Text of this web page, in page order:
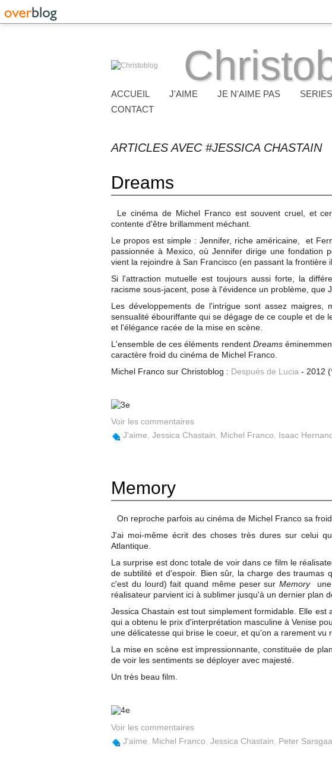
ACCUEIL J'AIME JE N'AIME PAS SERIES
CONTACT
ARTICLES AVEC #JESSICA CHASTAIN
Dreams
Le cinéma de Michel Franco est souvent cruel, et
contente d'être brillamment méchant.
Le propos est simple : Jennifer, riche américaine, et
passionnée à Mexico, où Jennifer dirige une fondation
vient la rejoindre à San Francisco (en passant la frontière
Si l'attraction mutuelle est toujours aussi forte, la
racisme sous-jacent, pose à l'évidence un problème, que
Les développements de l'intrigue sont assez
sensualité ébouriffante qui se dégage de ce couple et de
et l'élégance racée de la mise en scène.
L'ensemble de ces éléments rendent Dreams
caractère froid du cinéma de Michel Franco.
Michel Franco sur Christoblog : Después de Lucia - 2012
Voir les commentaires
J'aime Jessica Chastain Michel Franco Isaac
Memory
On reproche parfois au cinéma de Michel Franco sa
J'ai moi-même écrit des choses très dures sur celui
Atlantique.
La surprise est donc totale de voir dans ce film le
de subtilité et d'espoir. Bien sûr, la charge des traumas
c'est du lourd) fait quand même peser surMemoryune
réalisateur parvient ici à sublimer jusqu'à un dernier plan
Jessica Chastain est tout simplement formidable. Elle est
qui a obtenu le prix d'interprétation masculine à Venise
une délicatesse qui brise le coeur, et qu'on a rarement vu
La mise en scène est impressionnante, constituée de
de voir les sentiments se déployer avec majesté.
Un très beau film.
Voir les commentaires
J'aime
Michel Franco Jessica Chastain Peter